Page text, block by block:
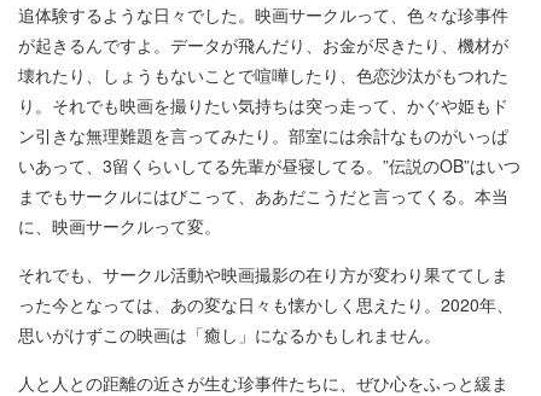
追体験するような日々でした。映画サークルって、色々な珍事件
が起きるんですよ。データが飛んだり、お金が尽きたり、機材が
壊れたり、しょうもないことで喧嘩したり、色恋沙汰がもつれた
り。それでも映画を撮りたい気持ちは突っ走って、かぐや姫もド
ン引きな無理難題を言ってみたり。部室には余計なものがいっぱ
いあって、3留くらいしてる先輩が昼寝してる。”伝説のOB”はいつ
までもサークルにはびこって、ああだこうだと言ってくる。本当
に、映画サークルって変。
それでも、サークル活動や映画撮影の在り方が変わり果ててしま
った今となっては、あの変な日々も懐かしく思えたり。2020年、
思いがけずこの映画は「癒し」になるかもしれません。
人と人との距離の近さが生む珍事件たちに、ぜひ心をふっと緩ま